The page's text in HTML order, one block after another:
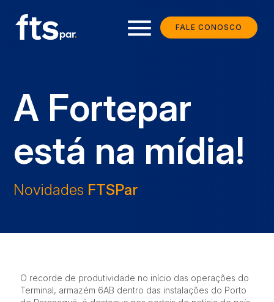
FALE CONOSCO
menu
A Fortepar
está na mídia!
Novidades FTSPar
O recorde de produtividade no início das operações do
Terminal, armazém 6AB dentro das instalações do Porto